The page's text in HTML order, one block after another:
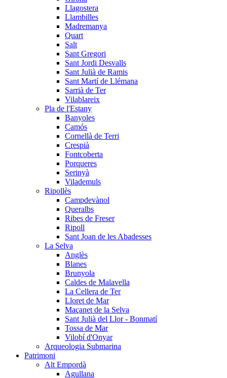
Llagostera
Llambilles
Madremanya
Quart
Salt
Sant Gregori
Sant Jordi Desvalls
Sant Julià de Ramis
Sant Martí de Llémana
Sarrià de Ter
Vilablareix
Pla de l'Estany
Banyoles
Camós
Cornellà de Terri
Crespià
Fontcoberta
Porqueres
Serinyà
Vilademuls
Ripollès
Campdevànol
Queralbs
Ribes de Freser
Ripoll
Sant Joan de les Abadesses
La Selva
Anglès
Blanes
Brunyola
Caldes de Malavella
La Cellera de Ter
Lloret de Mar
Maçanet de la Selva
Sant Julià del Llor - Bonmatí
Tossa de Mar
Vilobí d'Onyar
Arqueologia Submarina
Patrimoni
Alt Empordà
Agullana